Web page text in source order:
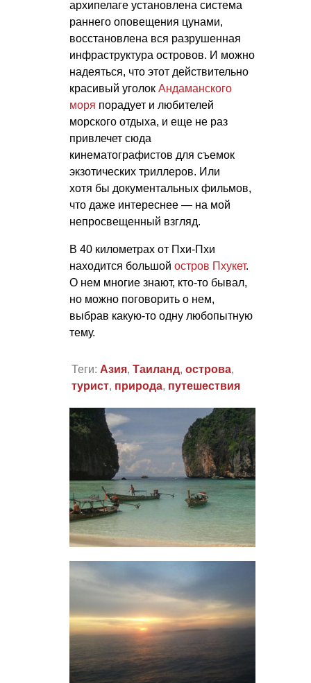
архипелаге установлена система
раннего оповещения цунами,
восстановлена вся разрушенная
инфраструктура островов. И можно
надеяться, что этот действительно
красивый уголок Андаманского
моря порадует и любителей
морского отдыха, и еще не раз
привлечет сюда
кинематографистов для съемок
экзотических триллеров. Или
хотя бы документальных фильмов,
что даже интереснее — на мой
непросвещенный взгляд.
В 40 километрах от Пхи-Пхи
находится большой остров Пхукет.
О нем многие знают, кто-то бывал,
но можно поговорить о нем,
выбрав какую-то одну любопытную
тему.
Теги: Азия, Таиланд, острова,
турист, природа, путешествия